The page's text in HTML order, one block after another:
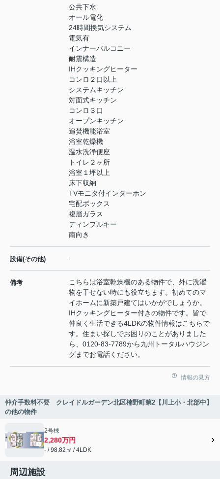
公共下水
オール電化
24時間換気システム
電気有
インナーバルコニー
耐震構造
IHクッキングヒーター
コンロ２口以上
システムキッチン
対面式キッチン
コンロ３口
オープンキッチン
追焚機能浴室
浴室乾燥機
温水洗浄便座
トイレ２ヶ所
浴室１坪以上
床下収納
TVモニタ付インターホン
宅配ボックス
複層ガラス
ディンプルキー
南向き
設備(その他) -
備考
こちらは浴室乾燥機のある物件で、外に洗濯
物を干せない時にも役立ちます。初めてのマ
イホームに新築戸建てはいかがでしょうか。
IHクッキングヒーター付きの物件です。皆で
仲良く生活できる4LDKの物件情報はこちらで
す。住まい探しでお困りのことがありました
ら、0120-83-7789から九州トータルハウジン
グまでお電話ください。
情報の見方
仲介手数料不要 クレイドルガーデン北区楠野町第2【川上小・北部中】
の他の物件
2号棟
2,280万円
- / 98.82㎡ / 4LDK
周辺施設